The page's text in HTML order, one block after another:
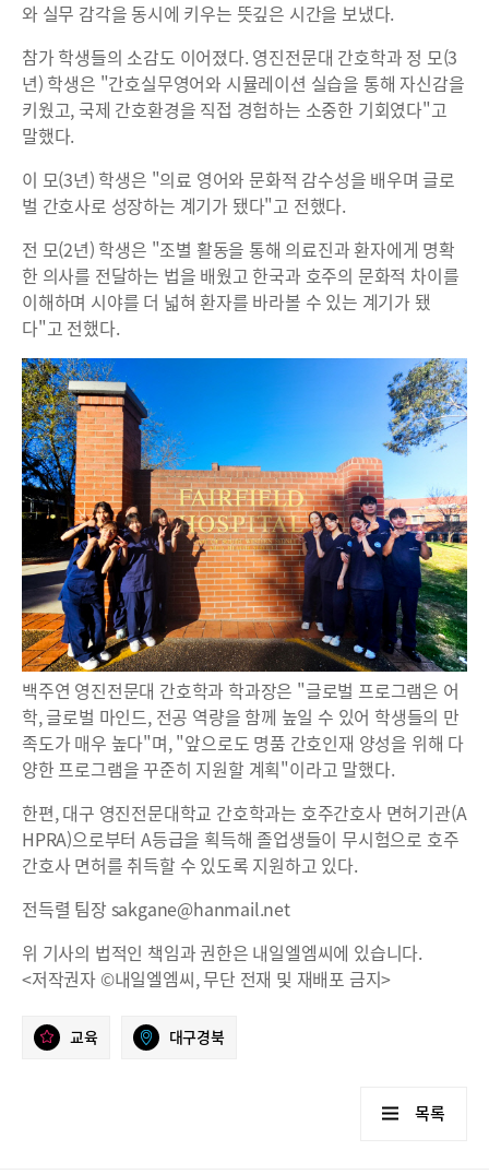
와 실무 감각을 동시에 키우는 뜻깊은 시간을 보냈다.
참가 학생들의 소감도 이어졌다. 영진전문대 간호학과 정 모(3
년) 학생은 "간호실무영어와 시뮬레이션 실습을 통해 자신감을
키웠고, 국제 간호환경을 직접 경험하는 소중한 기회였다"고
말했다.
이 모(3년) 학생은 "의료 영어와 문화적 감수성을 배우며 글로
벌 간호사로 성장하는 계기가 됐다"고 전했다.
전 모(2년) 학생은 "조별 활동을 통해 의료진과 환자에게 명확
한 의사를 전달하는 법을 배웠고 한국과 호주의 문화적 차이를
이해하며 시야를 더 넓혀 환자를 바라볼 수 있는 계기가 됐
다"고 전했다.
백주연 영진전문대 간호학과 학과장은 "글로벌 프로그램은 어
학, 글로벌 마인드, 전공 역량을 함께 높일 수 있어 학생들의 만
족도가 매우 높다"며, "앞으로도 명품 간호인재 양성을 위해 다
양한 프로그램을 꾸준히 지원할 계획"이라고 말했다.
한편, 대구 영진전문대학교 간호학과는 호주간호사 면허기관(A
HPRA)으로부터 A등급을 획득해 졸업생들이 무시험으로 호주
간호사 면허를 취득할 수 있도록 지원하고 있다.
전득렬 팀장 sakgane@hanmail.net
위 기사의 법적인 책임과 권한은 내일엘엠씨에 있습니다.
<저작권자 ©내일엘엠씨, 무단 전재 및 재배포 금지>
교육 대구경북
목록